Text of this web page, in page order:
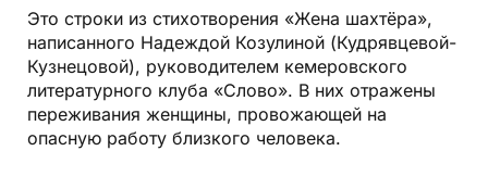
Это строки из стихотворения «Жена шахтёра»,
написанного Надеждой Козулиной (Кудрявцевой-
Кузнецовой), руководителем кемеровского
литературного клуба «Слово». В них отражены
переживания женщины, провожающей на
опасную работу близкого человека.